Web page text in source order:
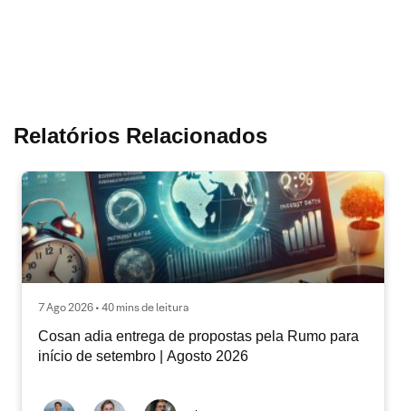
Relatórios Relacionados
7 Ago 2026 • 40 mins de leitura
Cosan adia entrega de propostas pela Rumo para
início de setembro | Agosto 2026